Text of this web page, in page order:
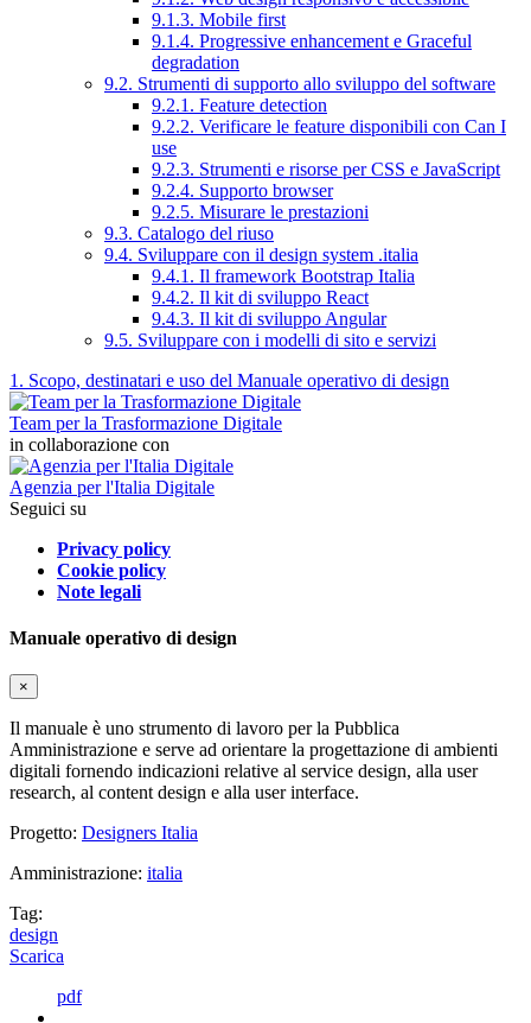
9.1.3. Mobile first
9.1.4. Progressive enhancement e Graceful
degradation
9.2. Strumenti di supporto allo sviluppo del software
9.2.1. Feature detection
9.2.2. Verificare le feature disponibili con Can I
use
9.2.3. Strumenti e risorse per CSS e JavaScript
9.2.4. Supporto browser
9.2.5. Misurare le prestazioni
9.3. Catalogo del riuso
9.4. Sviluppare con il design system .italia
9.4.1. Il framework Bootstrap Italia
9.4.2. Il kit di sviluppo React
9.4.3. Il kit di sviluppo Angular
9.5. Sviluppare con i modelli di sito e servizi
1. Scopo, destinatari e uso del Manuale operativo di design
Team per la Trasformazione Digitale
in collaborazione con
Agenzia per l'Italia Digitale
Seguici su
Privacy policy
Cookie policy
Note legali
Manuale operativo di design
×
Il manuale è uno strumento di lavoro per la Pubblica
Amministrazione e serve ad orientare la progettazione di ambienti
digitali fornendo indicazioni relative al service design, alla user
research, al content design e alla user interface.
Progetto: Designers Italia
Amministrazione: italia
Tag:
design
Scarica
pdf